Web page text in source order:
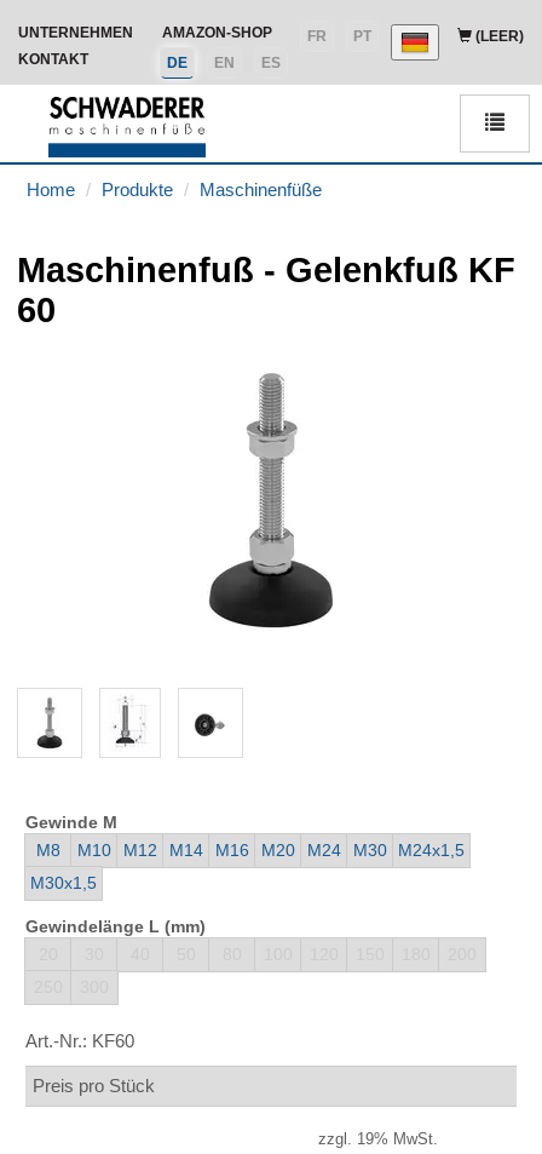
(LEER)
UNTERNEHMEN AMAZON-SHOP PT
FR
ES
EN
DE
KONTAKT
Home Produkte Maschinenfüße
Maschinenfuß - Gelenkfuß KF
60
Gewinde M
M8 M10 M12 M14 M16 M20 M24 M30
M24x1,5
M30x1,5
Gewindelänge L (mm)
Art.-Nr.: KF60
Preis pro Stück
zzgl. 19% MwSt.